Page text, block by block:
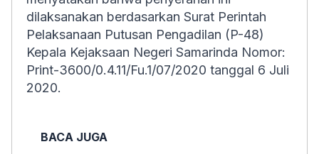
dilaksanakan berdasarkan Surat Perintah
Pelaksanaan Putusan Pengadilan (P-48)
Kepala Kejaksaan Negeri Samarinda Nomor:
Print-3600/0.4.11/Fu.1/07/2020 tanggal 6 Juli
2020.
BACA JUGA